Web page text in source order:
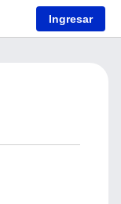
Ingresar